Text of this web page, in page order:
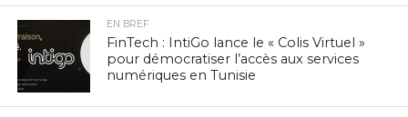
EN BREF
FinTech : IntiGo lance le « Colis Virtuel »
pour démocratiser l’accès aux services
numériques en Tunisie